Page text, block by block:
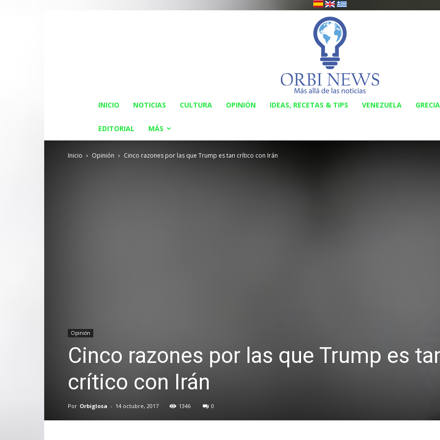
INICIO NOTICIAS CULTURA OPINIÓN IDEAS, RECETAS & TIPS VENEZUELA GRECIA
EDITORIAL MÁS
Inicio Opinión Cinco razones por las que Trump es tan crítico con Irán
Opinión
Cinco razones por las que Trump es
crítico con Irán
Por Orbiglosa - 14 octubre, 2017 1346 0